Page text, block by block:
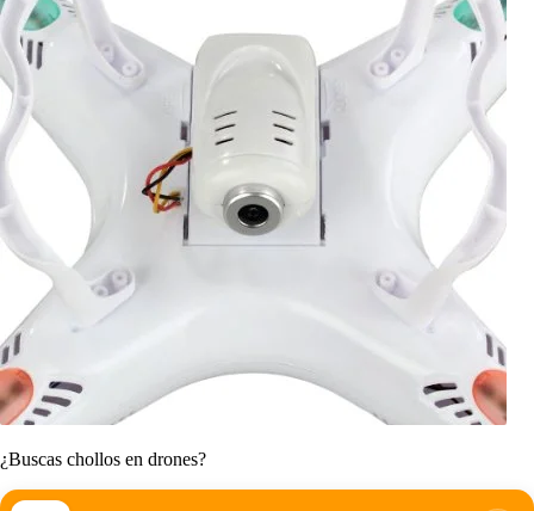
¿Buscas chollos en drones?